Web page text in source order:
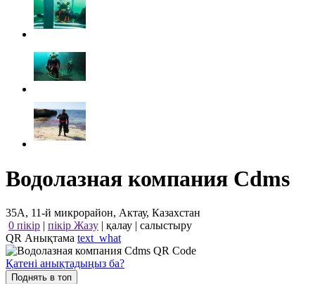
Водолазная компания Cdms
35А, 11-й микрорайон, Актау, Казахстан
0 пікір | пікір Жазу | қалау | салыстыру
QR Анықтама text_what
Қатені анықтадыңыз ба?
Поднять в топ